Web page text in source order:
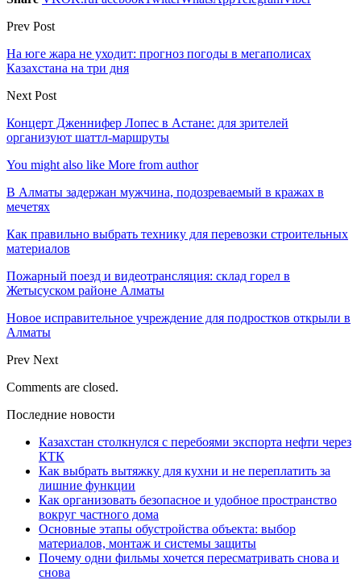
Prev Post
На юге жара не уходит: прогноз погоды в мегаполисах
Казахстана на три дня
Next Post
Концерт Дженнифер Лопес в Астане: для зрителей
организуют шаттл-маршруты
You might also like More from author
В Алматы задержан мужчина, подозреваемый в кражах в
мечетях
Как правильно выбрать технику для перевозки строительных
материалов
Пожарный поезд и видеотрансляция: склад горел в
Жетысуском районе Алматы
Новое исправительное учреждение для подростков открыли в
Алматы
Prev Next
Comments are closed.
Последние новости
Казахстан столкнулся с перебоями экспорта нефти через
КТК
Как выбрать вытяжку для кухни и не переплатить за
лишние функции
Как организовать безопасное и удобное пространство
вокруг частного дома
Основные этапы обустройства объекта: выбор
материалов, монтаж и системы защиты
Почему одни фильмы хочется пересматривать снова и
снова